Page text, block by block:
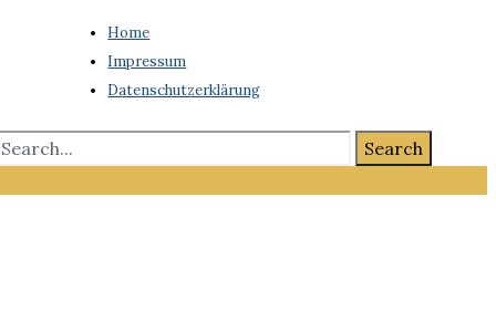
Home
Impressum
Datenschutzerklärung
Search